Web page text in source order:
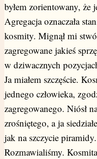
byłem zorientowany, że
Agregacja oznaczała
kosmity. Mignął mi
zagregowane jakieś
w dziwacznych
Ja miałem szczęście.
jednego człowieka,
zagregowanego. Niósł
zrośniętego, a ja
jak na szczycie
Rozmawialiśmy.